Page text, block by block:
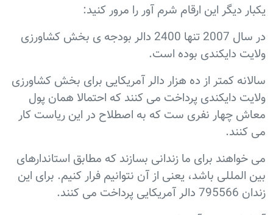
ديگر اين ارقام شرم آور را مرور کنيد:
در سال 2007 تنها 2400 دالر بودجه ی بخش کشاورزی
دايکندی بوده است.
کمتر از ده هزار دالر آمريکایی برای بخش کشاورزی
دايکندی پرداخت می کنند که احتمالا همان پول
چهار نفری ست که به اصطلاح در اين رياست کار
برای ما زندانی بسازند که مطابق استاندارهای
باشد، يعنی از آن نتوانيم فرار کنيم. برای اين